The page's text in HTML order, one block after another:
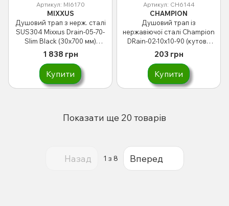
Артикул: MI6170
MIXXUS
Душовий трап з нерж. сталі
SUS304 Mixxus Drain-05-70-
Slim Black (30x700 мм)
(Чорний) (MI6170)
1 838 грн
Купити
Артикул: CH6144
CHAMPION
Душовий трап із
нержавіючої сталі Champion
DRain-02-10x10-90 (кутове
відведення) (CH6144)
203 грн
Купити
Показати ще 20 товарів
Назад 1 з 8 Вперед